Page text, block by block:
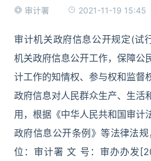
审计署 2021-11-19 15:45
审计机关政府信息公开规定(试
机关政府信息公开工作，保障公
计工作的知情权、参与权和监督
政府信息对人民群众生产、生活
用，根据《中华人民共和国审计
政府信息公开条例》等法律法
位：审计署 文 号：审办办发